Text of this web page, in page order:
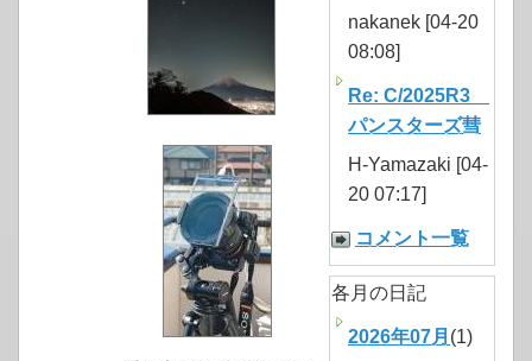
nakanek [04-20
08:08]
Re: C/2025R3
パンスターズ彗
H-Yamazaki [04-
20 07:17]
コメント一覧
各月の日記
2026年07月 (1)